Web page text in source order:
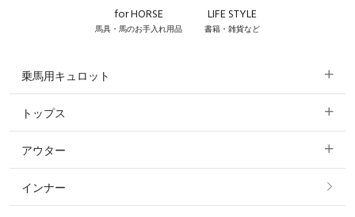
for HORSE
馬具・馬のお手入れ用品
LIFE STYLE
書籍・雑貨など
乗馬用キュロット
すべてのキュロット
フルグリップ・尻革 キュロット
ニーグリップ・膝革 キュロット
トップス
すべてのトップス
ポロシャツ
アウター
すべてのアウター
インナー